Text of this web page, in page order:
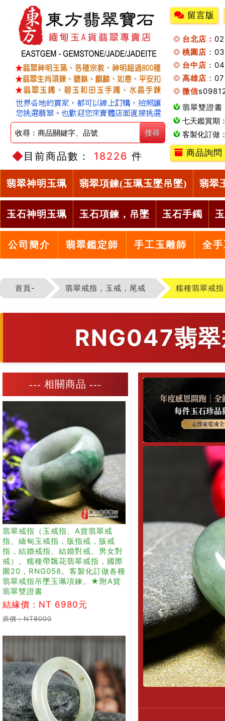
目前商品數： 18226 件
留言版
台北店：
桃園店 ：
台中店 ：
高雄店 ：
微信
翡翠雙證書
七天鑑賞期
客製化訂做
商品詢問
翡翠神明玉珮 翡翠項鍊(玉珮玉墜吊墜) 翡翠
玉石神明玉珮 玉石項鍊，吊墜 玉石手鐲
公司簡介 翡翠鑑定師 手工玉雕師 全
首頁- 翡翠戒指，玉戒，尾戒 糯種翡翠戒
RNG047翡
--- 相關商品 ---
翡翠戒指（玉戒指、A貨翡翠戒
指、緬甸玉戒指，版指戒，版戒
指，結婚戒指、結婚對戒、男女對
戒）。糯種帶飄花翡翠戒指，國際
圍20，RNG058。客製化訂做各種
翡翠戒指吊墜玉珮項鍊。★附A貨
翡翠雙證書
結緣價：NT 6980元
原價：NT8000